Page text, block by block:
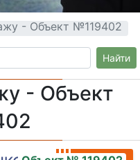
- Объект №119402
Найти
- Объект